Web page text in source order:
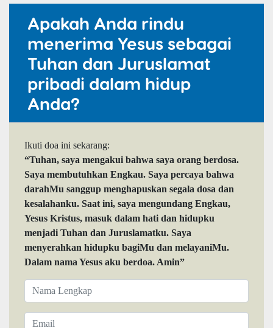
Apakah Anda rindu
menerima Yesus sebagai
Tuhan dan Juruslamat
pribadi dalam hidup
Anda?
Ikuti doa ini sekarang:
“Tuhan, saya mengakui bahwa saya orang berdosa.
Saya membutuhkan Engkau. Saya percaya bahwa
darahMu sanggup menghapuskan segala dosa dan
kesalahanku. Saat ini, saya mengundang Engkau,
Yesus Kristus, masuk dalam hati dan hidupku
menjadi Tuhan dan Juruslamatku. Saya
menyerahkan hidupku bagiMu dan melayaniMu.
Dalam nama Yesus aku berdoa. Amin”